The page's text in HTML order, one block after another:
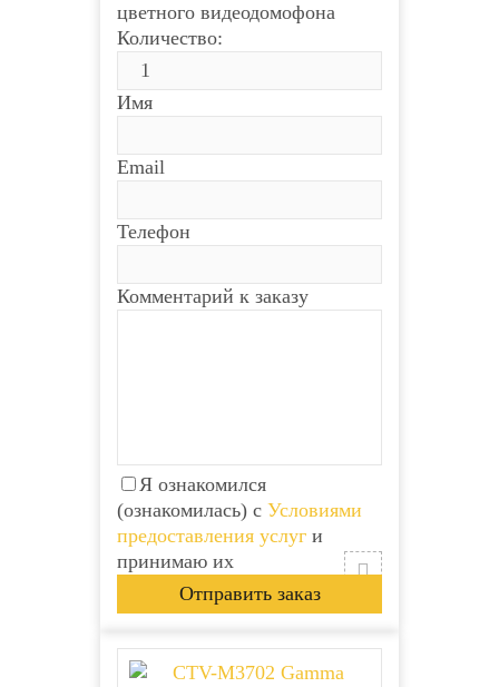
цветного видеодомофона
Количество:
Имя
Email
Телефон
Комментарий к заказу
Я ознакомился
(ознакомилась) с Условиями
предоставления услуг и
принимаю их